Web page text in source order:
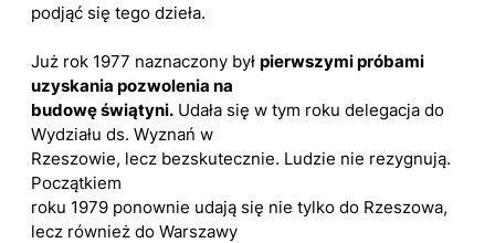
podjąć się tego dzieła.
Już rok 1977 naznaczony był pierwszymi próbami
uzyskania pozwolenia na
budowę świątyni. Udała się w tym roku delegacja do
Wydziału ds. Wyznań w
Rzeszowie, lecz bezskutecznie. Ludzie nie rezygnują.
Początkiem
roku 1979 ponownie udają się nie tylko do Rzeszowa,
lecz również do Warszawy